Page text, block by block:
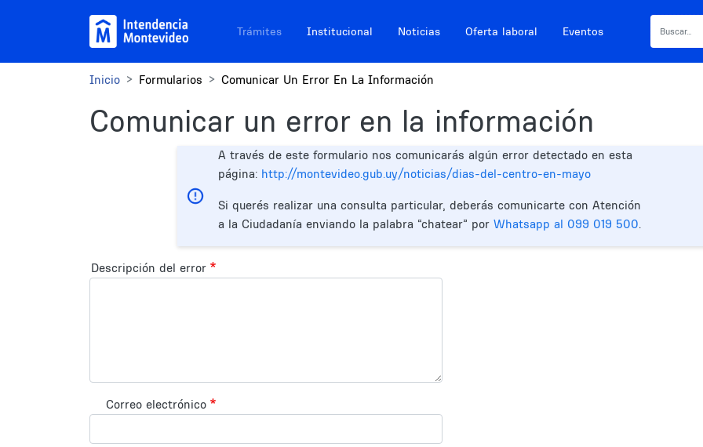
Navegación sitios
Trámites Institucional Noticias Oferta laboral Eventos
Inicio Formularios Comunicar Un Error En La Información
Comunicar un error en la información
A través de este formulario nos comunicarás algún error detectado en esta
página: http://montevideo.gub.uy/noticias/dias-del-centro-en-mayo
Si querés realizar una consulta particular, deberás comunicarte con Atención
a la Ciudadanía enviando la palabra “chatear” por Whatsapp al 099 019 500.
Descripción del error
Correo electrónico